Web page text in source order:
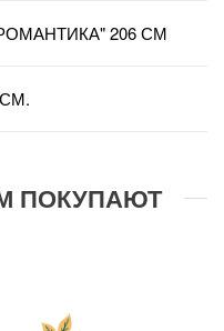
206 СМ
ПОКУПАЮТ